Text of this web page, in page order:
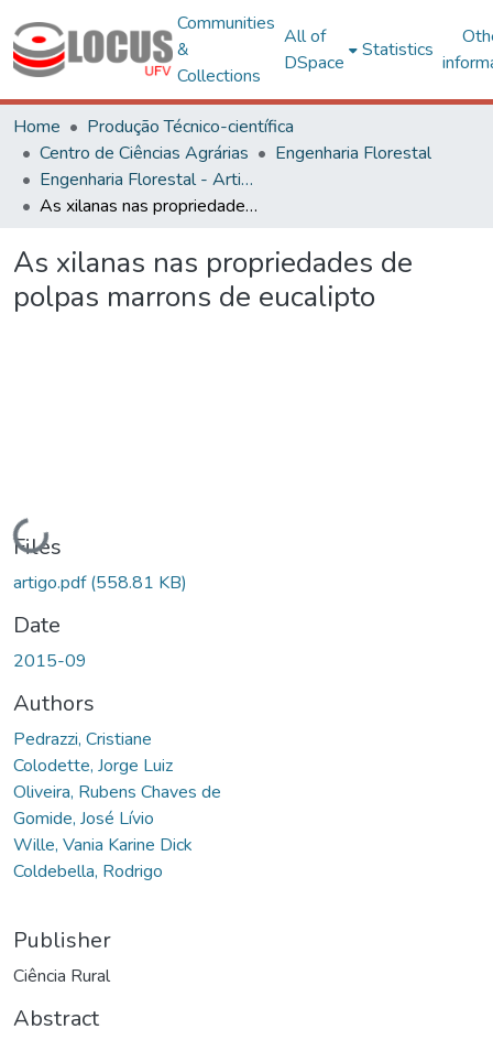
Communities
&
Collections
All of
DSpace
Statistics
Home
Produção Técnico-científica
Centro de Ciências Agrárias
Engenharia Florestal
Engenharia Florestal - Artigos
As xilanas nas propriedades de polpas marrons de eucalipto
As xilanas nas propriedades de
polpas marrons de eucalipto
Loading...
Files
artigo.pdf(558.81 KB)
Date
2015-09
Authors
Pedrazzi, Cristiane
Colodette, Jorge Luiz
Oliveira, Rubens Chaves de
Gomide, José Lívio
Wille, Vania Karine Dick
Coldebella, Rodrigo
Publisher
Ciência Rural
Abstract